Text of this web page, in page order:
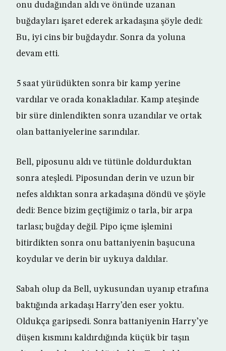
onu dudağından aldı ve önünde uzanan
buğdayları işaret ederek arkadaşına şöyle dedi:
Bu, iyi cins bir buğdaydır. Sonra da yoluna
devam etti.
5 saat yürüdükten sonra bir kamp yerine
vardılar ve orada konakladılar. Kamp ateşinde
bir süre dinlendikten sonra uzandılar ve ortak
olan battaniyelerine sarındılar.
Bell, piposunu aldı ve tütünle doldurduktan
sonra ateşledi. Piposundan derin ve uzun bir
nefes aldıktan sonra arkadaşına döndü ve şöyle
dedi: Bence bizim geçtiğimiz o tarla, bir arpa
tarlası; buğday değil. Pipo içme işlemini
bitirdikten sonra onu battaniyenin başucuna
koydular ve derin bir uykuya daldılar.
Sabah olup da Bell, uykusundan uyanıp etrafına
baktığında arkadaşı Harry’den eser yoktu.
Oldukça garipsedi. Sonra battaniyenin Harry’ye
düşen kısmını kaldırdığında küçük bir taşın